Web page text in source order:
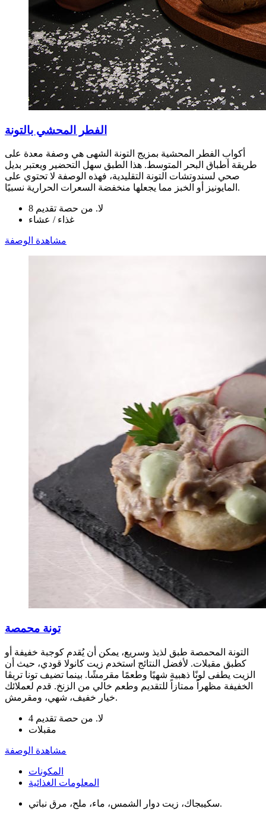
الفطر المحشي بالتونة
أكواب الفطر المحشية بمزيج التونة الشهى هي وصفة معدة على
طريقة أطباق البحر المتوسط. هذا الطبق سهل التحضير ويعتبر بديل
صحي لسندوتشات التونة التقليدية، فهذه الوصفة لا تحتوي على
المايونيز أو الخبز مما يجعلها منخفضة السعرات الحرارية نسبيًا.
لا. من حصة تقديم 8
غذاء / عشاء
مشاهدة الوصفة
تونة محمصة
التونة المحمصة طبق لذيذ وسريع، يمكن أن يُقدم كوجبة خفيفة أو
كطبق مقبلات. لأفضل النتائج استخدم زيت كانولا قودي، حيث أن
الزيت يطفى لونًا ذهبية شهيًا وطعمًا مقرمشًا. بينما تضيف تونا تريڨا
الخفيفة مظهراً ممتازاً للتقديم وطعم خالي من الزنخ. قدم لعملائك
خيار خفيف، شهي، ومقرمش.
لا. من حصة تقديم 4
مقبلات
مشاهدة الوصفة
المكونات
المعلومات الغذائية
سكيبجاك، زيت دوار الشمس، ماء، ملح، مرق نباتي.